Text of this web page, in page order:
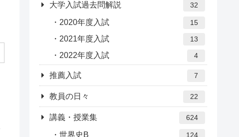
大学入試過去問解説 32
2020年度入試 15
2021年度入試 13
2022年度入試 4
推薦入試 7
教員の日々 22
講義・授業集 624
世界史B 124